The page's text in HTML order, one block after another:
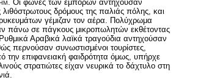
Οι φωνές των εμπόρων αντηχούσαν
δρόμους της παλιάς πόλης, και
γέμιζαν τον αέρα. Πολύχρωμα
πάνω σε πάγκους μικροπωλητών εκθέτοντας
Αραβικά λαϊκά τραγούδια αντηχούσαν
περνούσαν συνωστισμένοι τουρίστες,
την επιφανειακή φαιδρότητα όμως, υπήρχε
στρατιώτες είχαν νευρικά το δάχτυλο στη